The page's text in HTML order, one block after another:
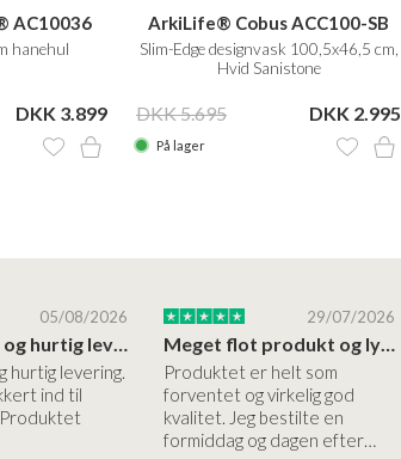
AC10036
hanehul
DKK 3.899
ArkiLife® Cobus ACC100-SB
Slim-Edge designvask 100,5x46,5 cm,
Hvid Sanistone
DKK 5.695 DKK 2.995
På lager
05/08/2026
Høj kvalitet og hurtig levering
hurtig levering.
ind til
29/07/2026
Meget flot produkt og lynhurtigt levering
Produktet er helt som
forventet og virkelig god
kvalitet. Jeg bestilte en
formiddag og dagen efter…